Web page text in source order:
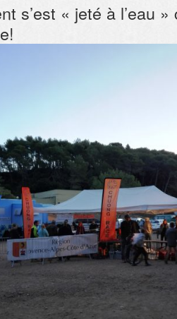
s’est « jeté à l’eau